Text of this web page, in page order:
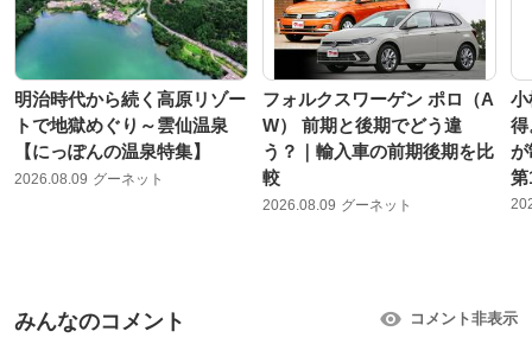
明治時代から続く高原リゾー
トで地獄めぐり～雲仙温泉
【にっぽんの温泉特集】
2026.08.09 グーネット
フォルクスワーゲン ポロ（A
W） 前期と後期でどう違
う？｜輸入車の前期後期を比
較
2026.08.09 グーネット
小
得
が
第
みんなのコメント コメント非表示